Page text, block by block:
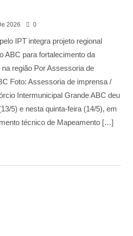
2026 0
IPT integra projeto regional
ABC para fortalecimento da
região Por Assessoria de
Foto: Assessoria de imprensa /
Intermunicipal Grande ABC deu
5) e nesta quinta-feira (14/5), em
técnico de Mapeamento […]